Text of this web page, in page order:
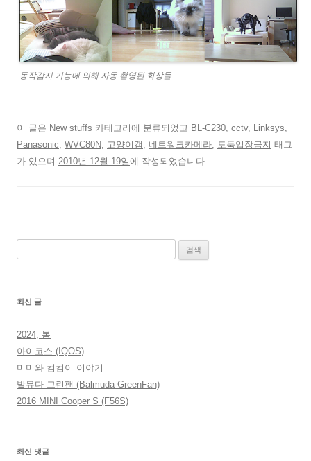
동작감지 기능에 의해 자동 촬영된 화상들
이 글은 New stuffs 카테고리에 분류되었고 BL-C230 cctv, Linksys
Panasonic WVC80N 고양이캠 네트워크카메라 도둑입장금지 태그
가 있으며 2010년 12월 19일에 작성되었습니다.
최신 글
2024, 봄
아이코스 (IQOS)
미미와 컴컴이 이야기
발뮤다 그린팬 (Balmuda GreenFan)
2016 MINI Cooper S (F56S)
최신 댓글